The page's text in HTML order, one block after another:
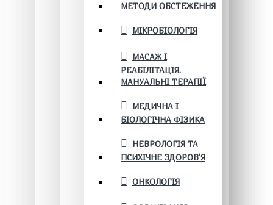
МЕТОДИ ОБСТЕЖЕННЯ
МІКРОБІОЛОГІЯ
МАСАЖ І
РЕАБІЛІТАЦІЯ.
МАНУАЛЬНІ ТЕРАПІЇ
МЕДИЧНА І
БІОЛОГІЧНА ФІЗИКА
НЕВРОЛОГІЯ ТА
ПСИХІЧНЕ ЗДОРОВ’Я
ОНКОЛОГІЯ